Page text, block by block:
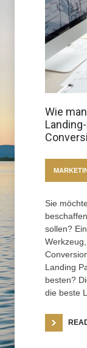
Wie
Sie
sollen?
Landing
besten?
die beste